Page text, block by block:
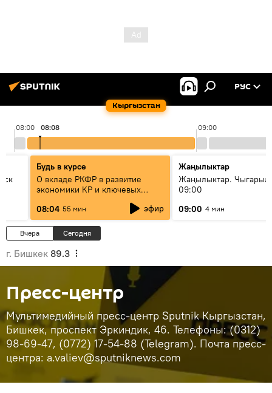
Кыргызстан
РУС
08:00 09:00
08:08
Будь в курсе
О вкладе РКФР в развитие
экономики КР и ключевых
08:04 55 мин эфир
Жаңылыктар
Жаңылыктар.
09:00
09:00 4 мин
Вчера Сегодня
г. Бишкек 89.3
Пресс-центр
Мультимедийный пресс-центр Sputnik Кыргызстан,
Бишкек, проспект Эркиндик, 46. Телефоны: (0312)
98-69-47, (0772) 17-54-88 (Telegram). Почта пресс-
центра: a.valiev@sputniknews.com